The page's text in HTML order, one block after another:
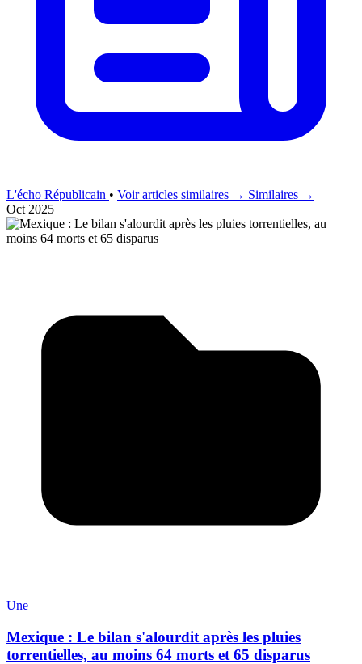
L'écho Républicain • Voir articles similaires → Similaires →
Oct 2025
Une
Mexique : Le bilan s'alourdit après les pluies
torrentielles, au moins 64 morts et 65 disparus